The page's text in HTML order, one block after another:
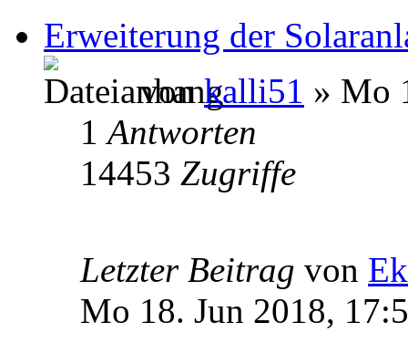
Erweiterung der
vonkalli51 » Mo
1Antworten
14453 Zugriffe
Letzter Beitrag von
Mo 18. Jun 2018,